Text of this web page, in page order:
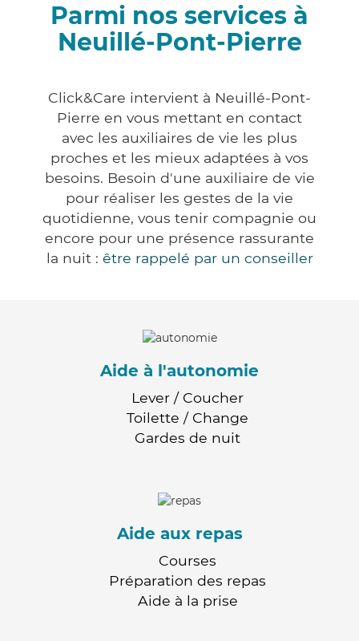
Parmi nos services à
Neuillé-Pont-Pierre
Click&Care intervient à Neuillé-Pont-
Pierre en vous mettant en contact
avec les auxiliaires de vie les plus
proches et les mieux adaptées à vos
besoins. Besoin d'une auxiliaire de vie
pour réaliser les gestes de la vie
quotidienne, vous tenir compagnie ou
encore pour une présence rassurante
la nuit : être rappelé par un conseiller
Aide à l'autonomie
Lever / Coucher
Toilette / Change
Gardes de nuit
Aide aux repas
Courses
Préparation des repas
Aide à la prise